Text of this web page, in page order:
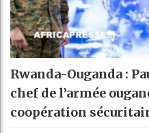
Rwanda-Ouganda :
chef de l’armée
coopération